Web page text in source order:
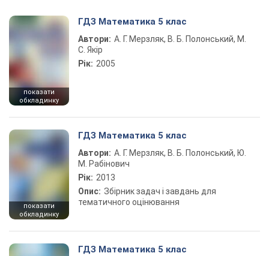
показати
обкладинку
ГДЗ Математика 5 клас
Автори: А. Г. Мерзляк, В. Б. Полонський, М.
С. Якір
Рік: 2005
показати
обкладинку
ГДЗ Математика 5 клас
Автори: А. Г. Мерзляк, В. Б. Полонський, Ю.
М. Рабінович
Рік: 2013
Опис: Збірник задач і завдань для
тематичного оцінювання
ГДЗ Математика 5 клас